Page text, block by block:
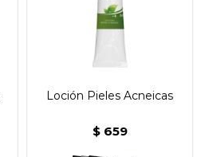
Loción Pieles Acneicas
$ 659